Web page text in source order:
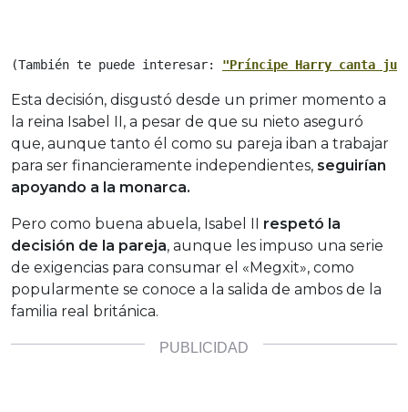
(También te puede interesar: "Príncipe Harry canta
Esta decisión, disgustó desde un primer momento a
la reina Isabel II, a pesar de que su nieto aseguró
que, aunque tanto él como su pareja iban a trabajar
para ser financieramente independientes, seguirían
apoyando a la monarca.
Pero como buena abuela, Isabel II respetó la
decisión de la pareja, aunque les impuso una serie
de exigencias para consumar el «Megxit», como
popularmente se conoce a la salida de ambos de la
familia real británica.